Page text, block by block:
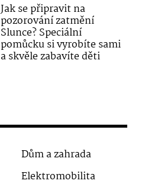
Jak se připravit na
pozorování zatmění
Slunce? Speciální
pomůcku si vyrobíte sami
a skvěle zabavíte děti
Dům a zahrada
Elektromobilita